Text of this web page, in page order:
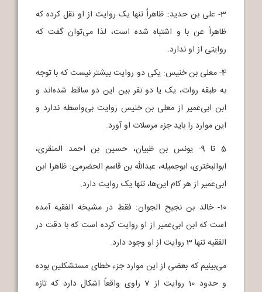
3- علی بن حدید: ظاهراً تنها یک روایت از او نقل کرده که
ظاهراً عن با و اشتباه شده است، لذا می‌توان گفت که
روایتی از او ندارد.
4- معلی بن خنیس: یکی دو روایت بیشتر نیست که با توجه
به طبقه روات، یک یا دو نفر بین این دو ساقط شده‌اند و
ابن ابی‌عمیر از معلی بن خنیس روایت بی‌واسطه ندارد و
این موارد را باید جزء مرسلات او آورد.
5 تا 9- یونس بن ظبیان، حسین بن احمد المنقری،
ابوالبختری، ابوجمیله، عبدالله بن قاسم الحضرمی: ظاهرا ابن
ابی‌عمیر از هر کام این‌ها، تنها یک روایت دارد.
10- خالد بن نجیح الجوان: فقط در مشیخه الفقیه آمده
است که ابن ابی‌عمیر از او روایت کرده است که با دقت در
الفقیه تنها 3 روایت از او وجود دارد.
می‌بینیم که بعضی از این موارد جزء خطای مستشکلین بوده
و حدود 10 روایت از 7 راوی واقعاً اشکال دارد که تازه